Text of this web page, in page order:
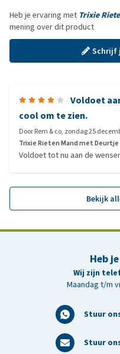
Heb je ervaring met Trixie
mening over dit product
Schrijf
Voldoet
cool om te zien.
DoorRem & co, zondag 25
Trixie Rieten Mand met Deurtje
Voldoet tot nu aan de
Bekijk
Heb
Wij zijn
Maandag t/m
Stuur
Stuur